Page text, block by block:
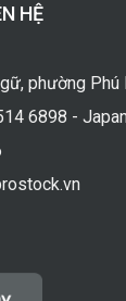
HỆ
phường Phú
6898 -